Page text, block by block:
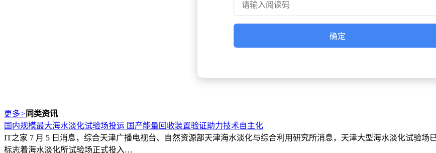
确定
更多> 同类资讯
国内规模最大海水淡化试验场投运 国产能量回收装置验证助力技术自主化
IT之家 7 月 5 日消息，综合天津广播电视台、自然资源部天津海水淡化与综合利用研究所消息，天津大型海水淡化试验场
标志着海水淡化所试验场正式投入…